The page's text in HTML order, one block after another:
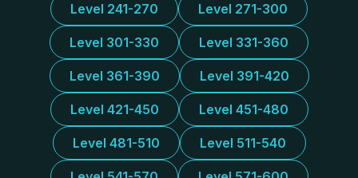
Level 241-270 Level 271-300
Level 301-330 Level 331-360
Level 361-390 Level 391-420
Level 421-450 Level 451-480
Level 481-510 Level 511-540